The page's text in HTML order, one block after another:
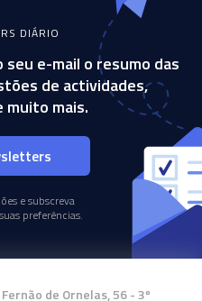
DIÁRIO
e-mail o resumo das
de actividades,
muito mais.
e subscreva
preferências.
Fernão de Ornelas, 56 - 3º